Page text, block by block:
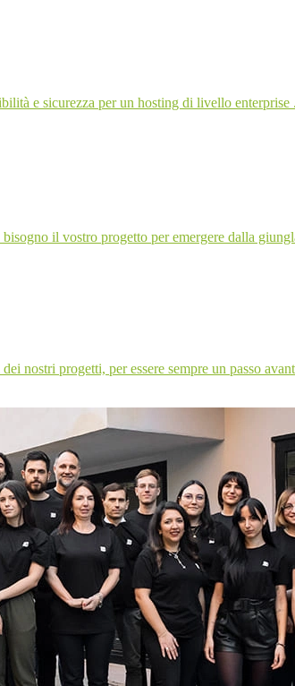
e sicurezza per un hosting di livello enterprise .
il vostro progetto per emergere dalla
nostri progetti, per essere sempre un passo